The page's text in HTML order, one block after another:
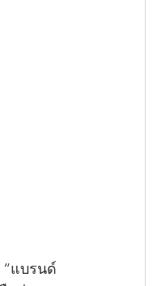
“แบรนด์